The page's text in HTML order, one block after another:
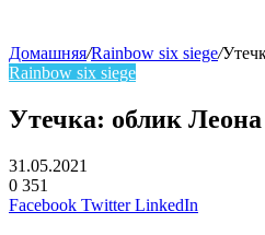
Домашняя/Rainbow six siege/
Rainbow six siege
Утечка: облик Леона
31.05.2021
0 351
Facebook Twitter LinkedIn